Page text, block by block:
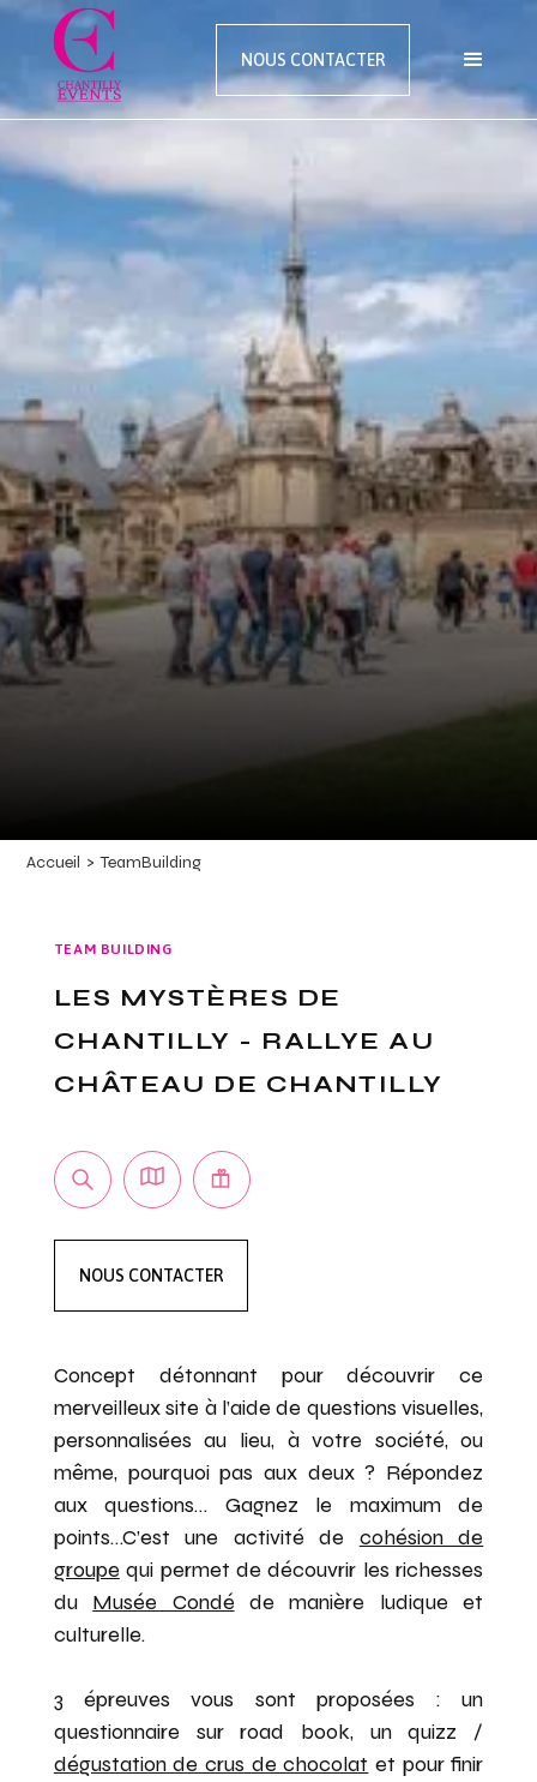
NOUS CONTACTER
CHANTILLY EVENTS
TEAMBUILDING
Accueil > TeamBuilding
TEAM BUILDING
LES MYSTÈRES DE
CHANTILLY - RALLYE AU
CHÂTEAU DE CHANTILLY
NOUS CONTACTER
Concept détonnant pour découvrir ce
merveilleux site à l’aide de questions visuelles,
personnalisées au lieu, à votre société, ou
même, pourquoi pas aux deux ? Répondez
aux questions… Gagnez le maximum de
points…C’est une activité de cohésion de
groupe qui permet de découvrir les richesses
du Musée Condé de manière ludique et
culturelle.
3 épreuves vous sont proposées : un
questionnaire sur road book, un quizz /
dégustation de crus de chocolat et pour finir